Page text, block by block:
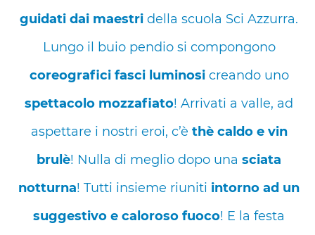
guidati dai maestri dellascuola Sci Azzurra.
Lungo il buio pendio si compongono
coreografici fasci luminosicreando uno
spettacolo mozzafiato! Arrivati a valle, ad
aspettare i nostri eroi, c’è thè caldo e vin
brulè! Nulla di meglio dopo unasciata
notturna! Tutti insieme riuniti intorno ad un
suggestivo e caloroso fuoco! E la festa